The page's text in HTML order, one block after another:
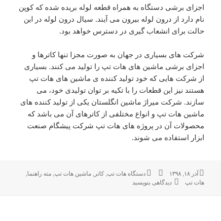
اجزای برشی دستگاه به همراه قطعه لوله بریده شده که کوپن
نام دارد از درون لوله بیرون می آیند. سیال درون لوله در این
حالت برای انشعاب گیری در دسترس خواهد بود.
شرکت های بسیاری در جهان به صورت مجزا تنها کاترها و
اجزای برشی ماشین های هات تپ را تولید می کنند. بسیاری
از شرکت هایی که خود تولید کننده ی ماشین های هات تپ
هستند نیز این قطعات را با تکیه بر توان تولیدی خود، می
سازند. شرکت میراژ ماشین انگلستان یکی از تولید کننده های
ماشین هات تپ و انواع مختلفی از کاترهای آن می باشد که
محصولات آن در پروژه های هات تپ شرکت پیشگام صنعت
ابزار استفاده می شوند.
ارسال
شده
آذر ۱۸, ۱۳۹۸ نویسندهبرچسب‌ها
دستگاه هات تپ ,کاتر ,ماشین هات تپ ,مته راهنما
هات تپ
برای کاتر در دستگاه هات تپ
دیدگاهی بنویسید